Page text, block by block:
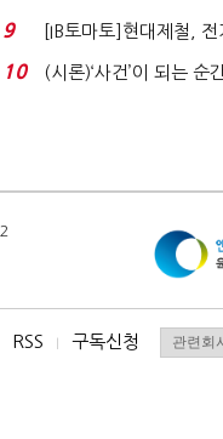
께'일 때 완성...
9
[IB토마토]현대제철,
전기료 부담…저...
10
(시론)‘사건’이 되는 순
RSS I 구독신청